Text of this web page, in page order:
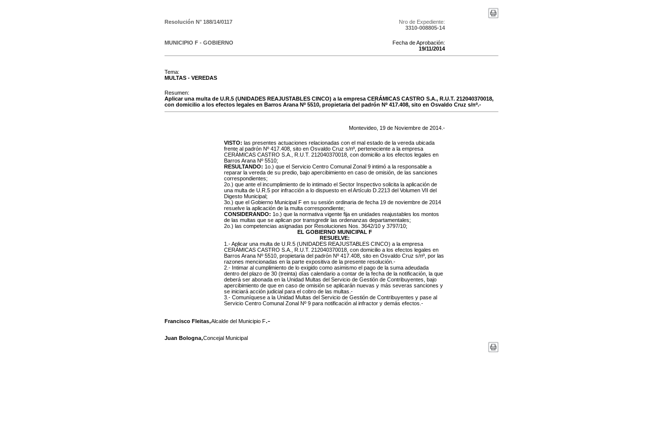
Resolución N° 188/14/0117
Nro de Expediente:
3310-008805-14
MUNICIPIO F - GOBIERNO
Fecha de Aprobación:
19/11/2014
Tema:
MULTAS - VEREDAS
Resumen:
Aplicar una multa de U.R.5 (UNIDADES REAJUSTABLES CINCO) a la empresa CERÁMICAS CASTRO S.A., R.U.T. 212040370018,
con domicilio a los efectos legales en Barros Arana Nº 5510, propietaria del padrón Nº 417.408, sito en Osvaldo Cruz s/nº.-
Montevideo, 19 de Noviembre de 2014 .-
VISTO: las presentes actuaciones relacionadas con el mal estado de la vereda ubicada
frente al padrón Nº 417.408, sito en Osvaldo Cruz s/nº , perteneciente a la empresa
CERÁMICAS CASTRO S.A., R.U.T. 212040370018, con domicilio a los efectos legales en
Barros Arana Nº 5510;
RESULTANDO: 1o.) que el Servicio Centro Comunal Zonal 9 intimó a la responsable a
reparar la vereda de su predio, bajo apercibimiento en caso de omisión, de las sanciones
correspondientes;
2o.) que ante el incumplimiento de lo intimado el Sector Inspectivo solicita la aplicación de
una multa de U.R.5 por infracción a lo dispuesto en el Artículo D.2213 del Volumen VII del
Digesto Municipal;
3o.) que el Gobierno Municipal F en su sesión ordinaria de fecha 19 de noviembre de 2014
resuelve la aplicación de la multa correspondiente;
CONSIDERANDO: 1o.) que la normativa vigente fija en unidades reajustables los montos
de las multas que se aplican por transgredir las ordenanzas departamentales;
2o.) las competencias asignadas por Resoluciones Nos. 3642/10 y 3797/10;
EL GOBIERNO MUNICIPAL F
RESUELVE:
1.- Aplicar una multa de U.R.5 (UNIDADES REAJUSTABLES CINCO) a la empresa
CERÁMICAS CASTRO S.A., R.U.T. 212040370018, con domicilio a los efectos legales en
Barros Arana Nº 5510, propietaria del padrón Nº 417.408, sito en Osvaldo Cruz s/nº , por las
razones mencionadas en la parte expositiva de la presente resolución.-
2.- Intimar al cumplimiento de lo exigido como asimismo el pago de la suma adeudada
dentro del plazo de 30 (treinta) días calendario a contar de la fecha de la notificación, la que
deberá ser abonada en la Unidad Multas del Servicio de Gestión de Contribuyentes, bajo
apercibimiento de que en caso de omisión se aplicarán nuevas y más severas sanciones y
se iniciará acción judicial para el cobro de las multas.-
3.- Comuníquese a la Unidad Multas del Servicio de Gestión de Contribuyentes y pase al
Servicio Centro Comunal Zonal Nº 9 para notificación al infractor y demás efectos.-
Francisco Fleitas,Alcalde del Municipio F.-
Juan Bologna,Concejal Municipal